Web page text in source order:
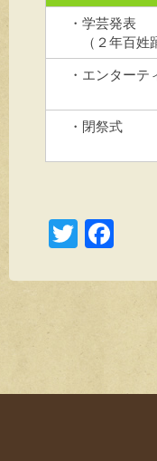
・学芸発表
（２年百姓踊
・エンターテ
・閉祭式
T
tt
c